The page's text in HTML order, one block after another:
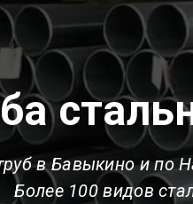
в Бавыкино и по
Более 100 видов